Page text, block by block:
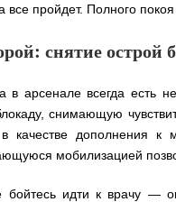
все пройдет. Полного
снятие острой
в арсенале всегда есть
снимающую
качестве дополнения к
мобилизацией
бойтесь идти к врачу —